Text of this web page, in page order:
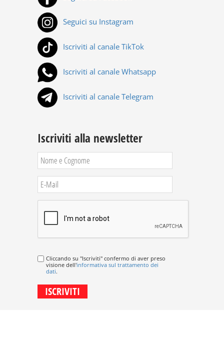
Seguici su Instagram
Iscriviti al canale TikTok
Iscriviti al canale Whatsapp
Iscriviti al canale Telegram
Iscriviti alla newsletter
Cliccando su "Iscriviti" confermo di aver preso
visione dell'informativa sul trattamento dei
dati.